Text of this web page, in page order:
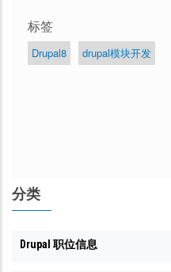
标签
Drupal8 drupal模块开发
分类
Drupal 职位信息